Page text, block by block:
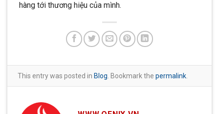
hàng tới thương hiệu của mình.
This entry was posted in Blog. Bookmark the permalink.